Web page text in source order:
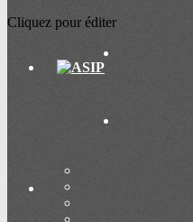
Cliquez pour éditer